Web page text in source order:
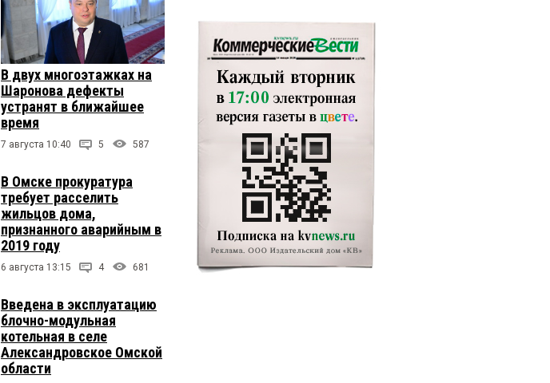
В двух многоэтажках на
Шаронова дефекты
устранят в ближайшее
время
7 августа 10:40 5 587
В Омске прокуратура
требует расселить
жильцов дома,
признанного аварийным в
2019 году
6 августа 13:15 4 681
Введена в эксплуатацию
блочно-модульная
котельная в селе
Александровское Омской
области